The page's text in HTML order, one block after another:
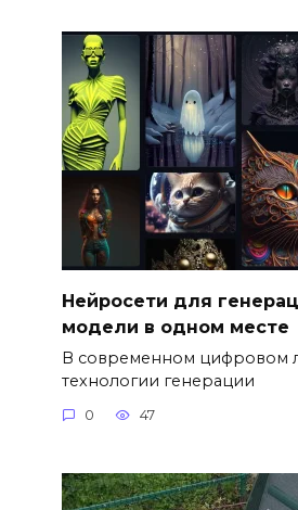
Нейросети для
модели в одном месте
В современном цифровом
технологии генерации
0 47